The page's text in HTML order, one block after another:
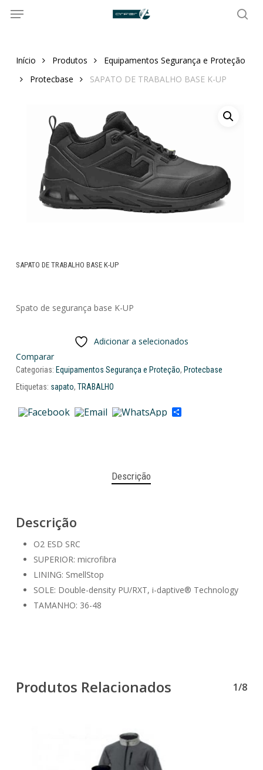
Menu
Início Produtos
Equipamentos Segurança e Proteção
Protecbase
SAPATO DE TRABALHO BASE K-UP
SAPATO DE TRABALHO BASE K-UP
Spato de segurança base K-UP
Adicionar a selecionados
Comparar
Categorias: Equipamentos Segurança e Proteção, Protecbase
Etiquetas: sapato, TRABALHO
Share
Descrição
Descrição
O2 ESD SRC
SUPERIOR: microfibra
LINING: SmellStop
SOLE: Double-density PU/RXT, i-daptive® Technology
TAMANHO: 36-48
Produtos Relacionados 1/8